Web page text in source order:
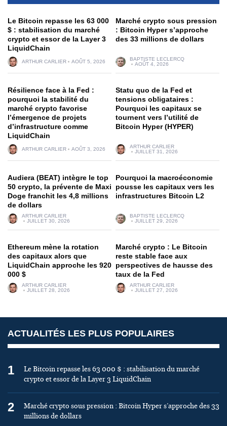
Le Bitcoin repasse les 63 000
$ : stabilisation du marché
crypto et essor de la Layer 3
LiquidChain
ARTHUR CARLIER AOÛT 5, 2026
Marché crypto sous pression
: Bitcoin Hyper s’approche
des 33 millions de dollars
BAPTISTE LECLERCQ
AOÛT 4, 2026
Résilience face à la Fed :
pourquoi la stabilité du
marché crypto favorise
l’émergence de projets
d’infrastructure comme
LiquidChain
ARTHUR CARLIER AOÛT 3, 2026
Statu quo de la Fed et
tensions obligataires :
Pourquoi les capitaux se
tournent vers l’utilité de
Bitcoin Hyper (HYPER)
ARTHUR CARLIER
JUILLET 31, 2026
Audiera (BEAT) intègre le top
50 crypto, la prévente de Maxi
Doge franchit les 4,8 millions
de dollars
ARTHUR CARLIER
JUILLET 30, 2026
Pourquoi la macroéconomie
pousse les capitaux vers les
infrastructures Bitcoin L2
BAPTISTE LECLERCQ
JUILLET 29, 2026
Ethereum mène la rotation
des capitaux alors que
LiquidChain approche les 920
000 $
ARTHUR CARLIER
JUILLET 28, 2026
Marché crypto : Le Bitcoin
reste stable face aux
perspectives de hausse des
taux de la Fed
ARTHUR CARLIER
JUILLET 27, 2026
ACTUALITÉS LES PLUS POPULAIRES
1
Le Bitcoin repasse les 63 000 $ : stabilisation du marché
crypto et essor de la Layer 3 LiquidChain
2
Marché crypto sous pression : Bitcoin Hyper s’approche des 33
millions de dollars